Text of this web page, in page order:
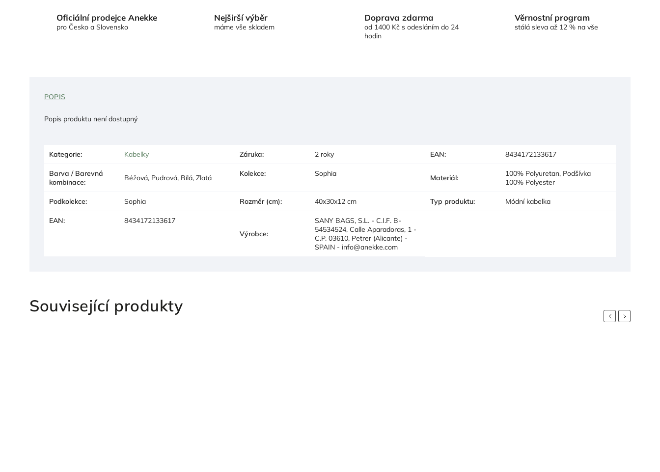
Oficiální prodejce Anekke
pro Česko a Slovensko
Nejširší výběr
máme vše skladem
Doprava zdarma
od 1400 Kč s odesláním do 24
hodin
Věrnostní program
stálá sleva až 12 % na vše
POPIS
Popis produktu není dostupný
Kategorie: Kabelky Záruka: 2 roky EAN: 8434172133617
Barva / Barevná
kombinace: Béžová, Pudrová, Bílá, Zlatá Kolekce: Sophia Materiál:
100% Polyuretan, Podšívka
100% Polyester
Podkolekce: Sophia Rozměr (cm): 40x30x12 cm Typ produktu: Módní kabelka
EAN:
8434172133617
Výrobce:
SANY BAGS, S.L. - C.I.F. B-
54534524, Calle Aparadoras, 1 -
C.P. 03610, Petrer (Alicante) -
SPAIN - info@anekke.com
Související produkty
Previous
Next